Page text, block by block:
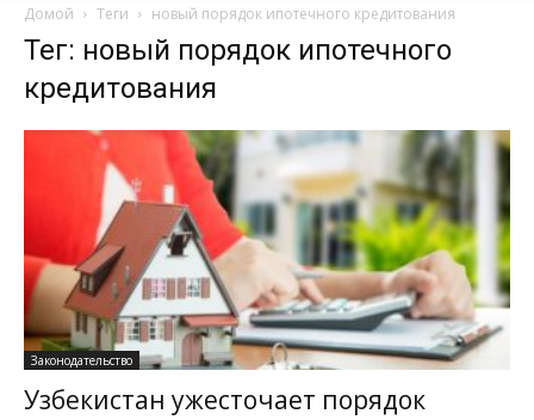
Домой Теги новый порядок ипотечного кредитования
Тег: новый порядок ипотечного
кредитования
Законодательство
Узбекистан ужесточает порядок